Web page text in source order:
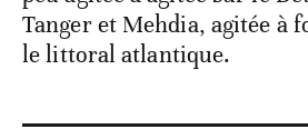
Tanger et Mehdia, agitée à
le littoral atlantique.